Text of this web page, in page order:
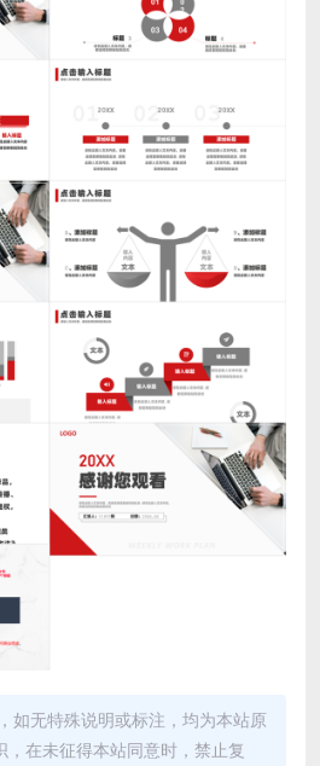
如无特殊说明或标注，均为本站原
在未征得本站同意时，禁止复